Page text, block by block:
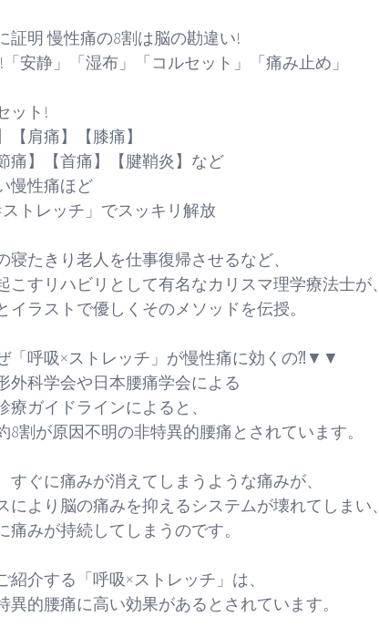
証明 慢性痛の8割は脳の勘違い!
安静」「湿布」「コルセット」「痛み止め」
ット!
【肩痛】【膝痛】
痛】【首痛】【腱鞘炎】など
慢性痛ほど
ストレッチ」でスッキリ解放
寝たきり老人を仕事復帰させるなど、
こすリハビリとして有名なカリスマ理学療法士が、
イラストで優しくそのメソッドを伝授。
呼吸×ストレッチ」が慢性痛に効くの⁈▼▼
外科学会や日本腰痛学会による
療ガイドラインによると、
8割が原因不明の非特異的腰痛とされています。
すぐに痛みが消えてしまうような痛みが、
により脳の痛みを抑えるシステムが壊れてしまい、
痛みが持続してしまうのです。
紹介する「呼吸×ストレッチ」は、
異的腰痛に高い効果があるとされています。